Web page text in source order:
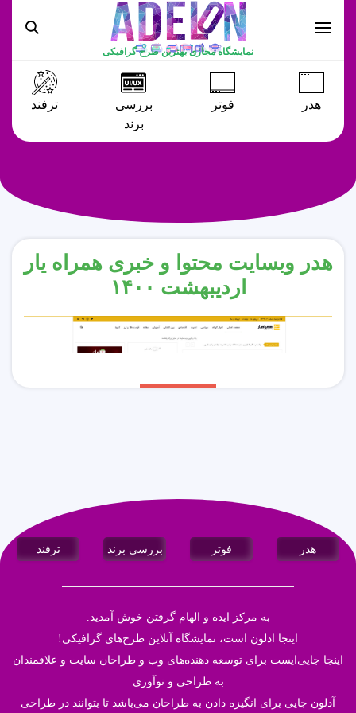
نمایشگاه مجازی بهترین طرح گرافیکی
هدر فوتر
بررسی
برند
ترفند
هدر وبسایت محتوا و خبری همراه یار
اردیبهشت ۱۴۰۰
هدر فوتر بررسی برند ترفند
به مرکز ایده و الهام گرفتن خوش آمدید.
اینجا ادلون است، نمایشگاه آنلاین طرح‌های گرافیکی!
اینجا جایی‌ایست برای توسعه دهنده‌های وب و طراحان سایت و علاقمندان
به طراحی و نوآوری
آدلون جایی برای انگیزه دادن به طراحان می‌باشد تا بتوانند در طراحی